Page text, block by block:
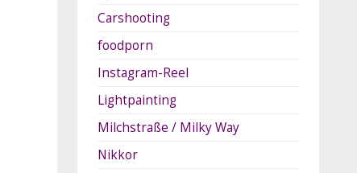
Carshooting
foodporn
Instagram-Reel
Lightpainting
Milchstraße / Milky Way
Nikkor